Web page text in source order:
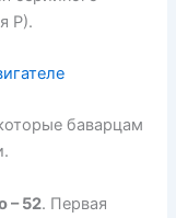
Р).
баварцам
– 52. Первая